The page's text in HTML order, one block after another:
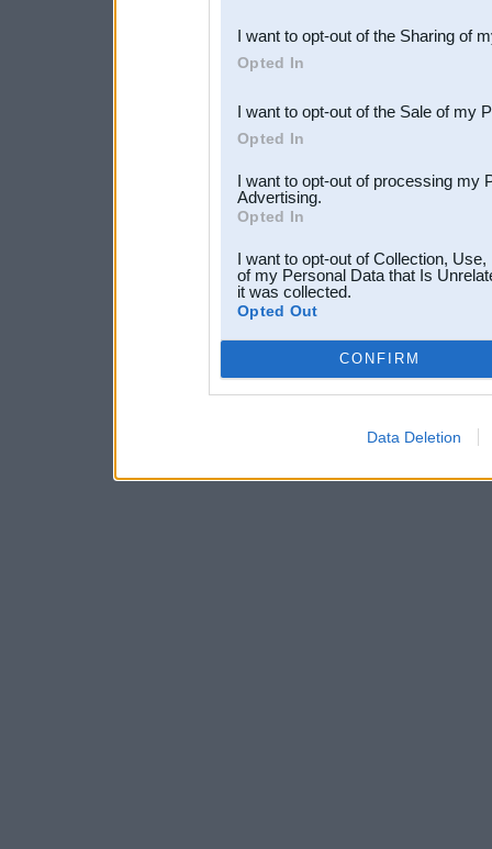
Downstream Participants
third parties.
I want to opt-out of the Sharing of
Opted In
I want to opt-out of the Sale of my
Opted In
I want to opt-out of processing my
Advertising.
Opted In
I want to opt-out of Collection,
of my Personal Data that Is
it was collected.
Opted Out
CONFIRM
Data Deletion